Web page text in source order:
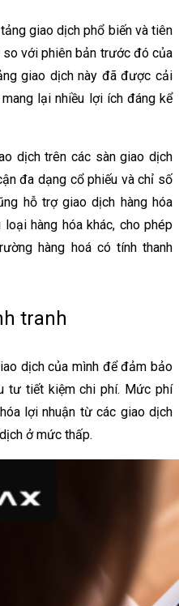
giao dịch phổ biến và tiên
với phiên bản trước đó của
giao dịch này đã được cải
lại nhiều lợi ích đáng kể
dịch trên các sàn giao dịch
đa dạng cổ phiếu và chỉ số
hỗ trợ giao dịch hàng hóa
hàng hóa khác, cho phép
hàng hoá có tính thanh
tranh
dịch của mình để đảm bảo
tư tiết kiệm chi phí. Mức phí
lợi nhuận từ các giao dịch
ở mức thấp.